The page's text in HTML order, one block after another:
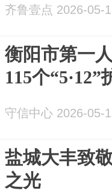
齐鲁壹点 2026-05-
衡阳市第一
115个
守信中心 2026-05-
盐城大丰致
之光